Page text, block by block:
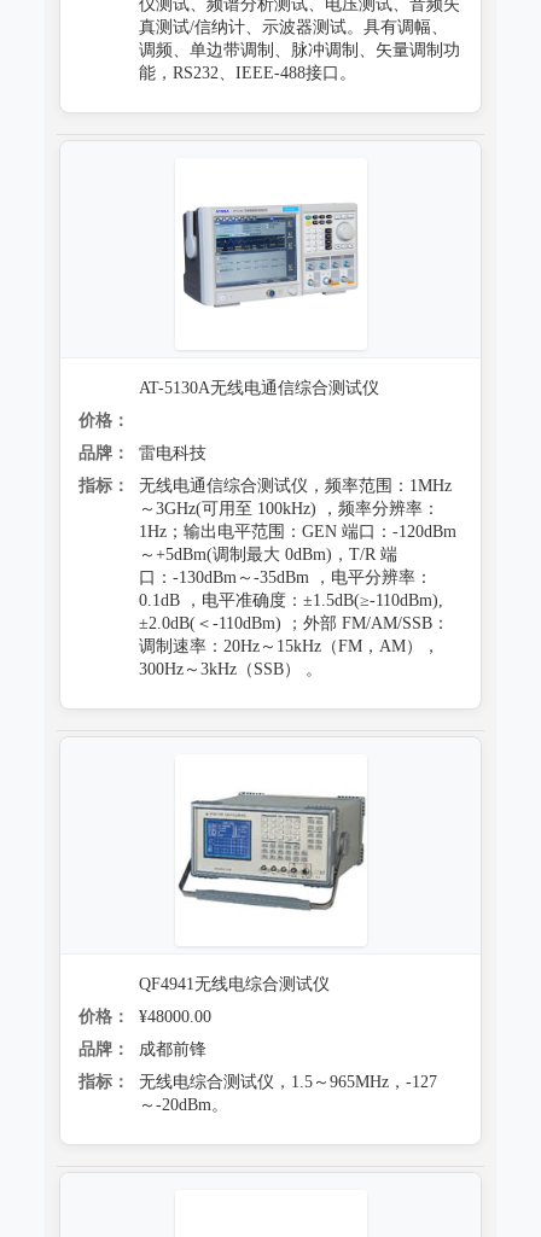
仪测试、频谱分析测试、电压测试、音频失
真测试/信纳计、示波器测试。具有调幅、
调频、单边带调制、脉冲调制、矢量调制功
能，RS232、IEEE-488接口。
AT-5130A无线电通信综合测试仪
价格：
品牌：
雷电科技
指标：
无线电通信综合测试仪，频率范围：1MHz
～3GHz(可用至 100kHz) ，频率分辨率：
1Hz；输出电平范围：GEN 端口：-120dBm
～+5dBm(调制最大 0dBm)，T/R 端
口：-130dBm～-35dBm ，电平分辨率：
0.1dB ，电平准确度：±1.5dB(≥-110dBm),
±2.0dB(＜-110dBm) ；外部 FM/AM/SSB：
调制速率：20Hz～15kHz（FM，AM），
300Hz～3kHz（SSB） 。
QF4941无线电综合测试仪
价格：
¥48000.00
品牌：
成都前锋
指标：
无线电综合测试仪，1.5～965MHz，-127
～-20dBm。